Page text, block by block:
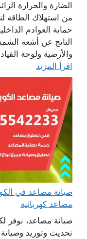
الضارة والحرارة
من استهلاك الطاقة
حماية العوادم
الناتج عن أشعة
والأرضية ولوحة
اقرأ المزيد
مصاعد كهربائية
صيانة مصاعد، نوفر
تحديث وتوريد وصيانة